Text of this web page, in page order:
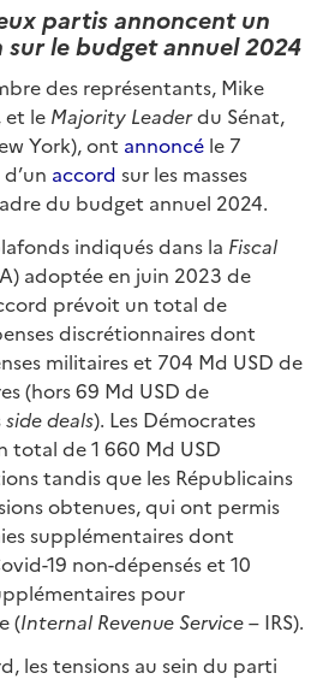
partis annoncent un
le budget annuel 2024
des représentants, Mike
et le Majority Leaderdu Sénat,
York), ont annoncé le 7
accord sur les masses
du budget annuel 2024.
indiqués dans la Fiscal
adoptée en juin 2023 de
prévoit un total de
discrétionnaires dont
militaires et 704 Md USD de
(hors 69 Md USD de
side deals). Les Démocrates
de 1 660 Md USD
tandis que les Républicains
obtenues, qui ont permis
supplémentaires dont
19 non-dépensés et 10
pour
(Internal Revenue Service– IRS).
les tensions au sein du parti